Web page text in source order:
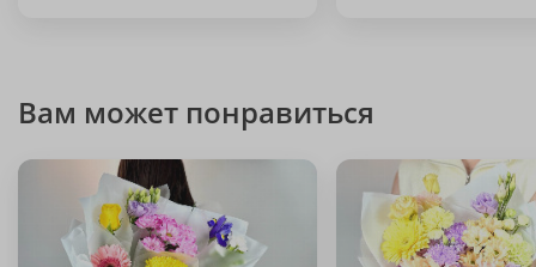
Вам может понравиться